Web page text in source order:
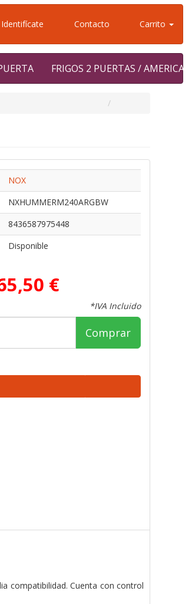
Identifícate Contacto Carrito
FRIGOS 2 PUERTAS /
NOX
NXHUMMERM240ARGBW
8436587975448
Disponible
€
*IVA Incluido
Comprar
compatibilidad. Cuenta con control